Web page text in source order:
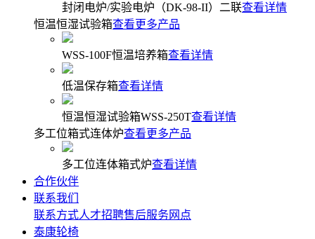
封闭电炉/实验电炉（DK-98-II）二联查看详情
恒温恒湿试验箱查看更多产品
WSS-100F恒温培养箱查看详情
低温保存箱查看详情
恒温恒湿试验箱WSS-250T查看详情
多工位箱式连体炉查看更多产品
多工位连体箱式炉查看详情
合作伙伴
联系我们
联系方式人才招聘售后服务网点
泰康轮椅